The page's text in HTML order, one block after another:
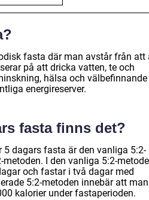
fasta där man avstår från att
på att dricka vatten, te och
hälsa och välbefinnande
energireserver.
fasta finns det?
dagars fasta är den vanliga 5:2-
I den vanliga 5:2-
och fastar i två dagar med
5:2-metoden innebär att man
kalorier under fastaperioden.